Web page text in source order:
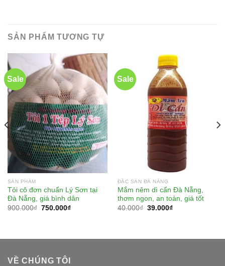
SẢN PHẨM TƯƠNG TỰ
Sale
SẢN PHẨM
Tỏi cô đơn chuẩn Lý Sơn tại
Đà Nẵng, giá bình dân
900.000₫ 750.000₫
Sale
ĐẶC SẢN ĐÀ NẴNG
Mắm nêm dì cẩn Đà Nẵng,
thơm ngon, an toàn, giá tốt
40.000₫ 39.000₫
VỀ CHÚNG TÔI